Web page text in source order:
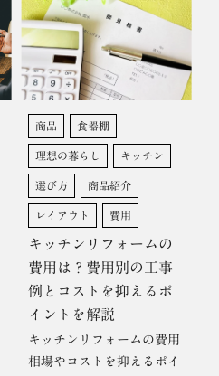
商品 食器棚
理想の暮らし キッチン
選び方 商品紹介
レイアウト 費用
キッチンリフォームの
費用は？費用別の工事
例とコストを抑えるポ
イントを解説
キッチンリフォームの費用
相場やコストを抑えるポイ